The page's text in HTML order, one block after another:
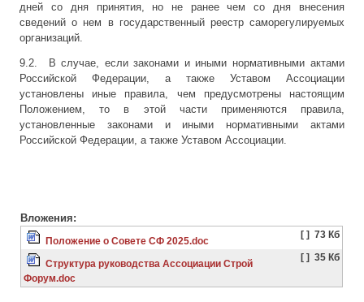
дней со дня принятия, но не ранее чем со дня внесения
сведений о нем в государственный реестр саморегулируемых
организаций.
9.2. В случае, если законами и иными нормативными актами
Российской Федерации, а также Уставом Ассоциации
установлены иные правила, чем предусмотрены настоящим
Положением, то в этой части применяются правила,
установленные законами и иными нормативными актами
Российской Федерации, а также Уставом Ассоциации.
Вложения:
Положение о Совете СФ 2025.doc
[ ] 73 Кб
Структура руководства Ассоциации Строй
Форум.doc
[ ] 35 Кб